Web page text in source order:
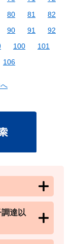
80 81
82
90 91
92
100
101
106
達以